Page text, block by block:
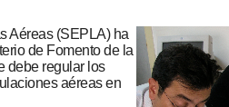
Aéreas (SEPLA) ha
de Fomento de la
debe regular los
aéreas en